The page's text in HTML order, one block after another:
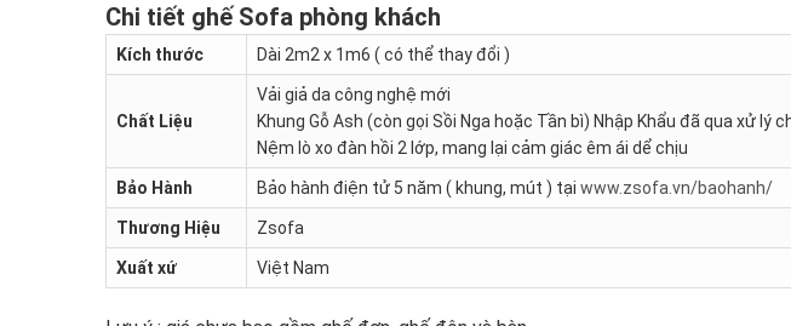
Chi tiết ghế Sofa phòng khách
Kích thước Dài 2m2 x 1m6 ( có thể thay đổi )
Chất Liệu
Vải giả da công nghệ mới
Khung Gỗ Ash (còn gọi Sồi Nga hoặc Tần bì) Nhập Khẩu đã qua xử lý
Nệm lò xo đàn hồi 2 lớp, mang lại cảm giác êm ái dể chịu
Bảo Hành Bảo hành điện tử 5 năm ( khung, mút ) tại www.zsofa.vn/baohanh/
Thương Hiệu Zsofa
Xuất xứ Việt Nam